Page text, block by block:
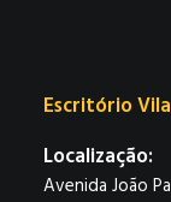
Escritório
Localização:
Avenida João